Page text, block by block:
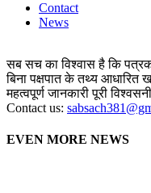
Contact
News
सब सच का विश्वास है कि
बिना पक्षपात के तथ्य
महत्वपूर्ण जानकारी पूरी
Contact us:
EVEN MORE NEWS